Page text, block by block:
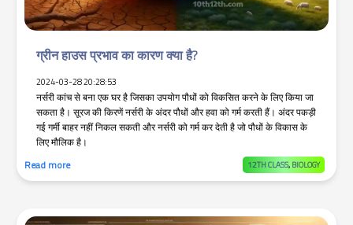
ग्रीन हाउस प्रभाव का कारण क्या है?
2024-03-28 20:28:53
नर्सरी कांच से बना एक घर है जिसका उपयोग पौधों को विकसित करने के लिए किया जा
सकता है। सूरज की किरणें नर्सरी के अंदर पौधों और हवा को गर्म करती हैं। अंदर पकड़ी
गई गर्मी बाहर नहीं निकल सकती और नर्सरी को गर्म कर देती है जो पौधों के विकास के
लिए मौलिक है।
Read more
12TH CLASS, BIOLOGY